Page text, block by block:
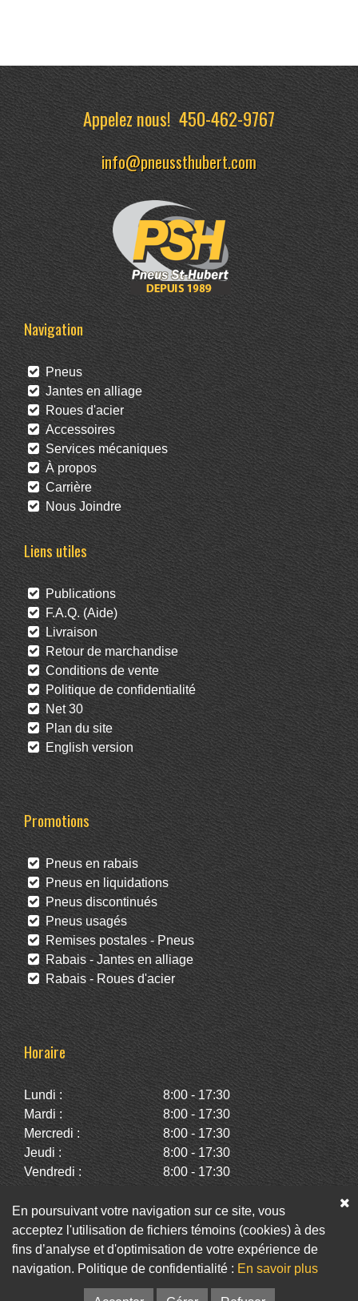
Appelez nous!450-462-9767
info@pneussthubert.com
Navigation
Pneus
Jantes en alliage
Roues d'acier
Accessoires
Services mécaniques
À propos
Carrière
Nous Joindre
Liens utiles
Publications
F.A.Q. (Aide)
Livraison
Retour de marchandise
Conditions de vente
Politique de confidentialité
Net 30
Plan du site
English version
Promotions
Pneus en rabais
Pneus en liquidations
Pneus discontinués
Pneus usagés
Remises postales - Pneus
Rabais - Jantes en alliage
Rabais - Roues d'acier
Horaire
Lundi :
8:00 - 17:30
Mardi :
8:00 - 17:30
Mercredi :
8:00 - 17:30
Jeudi :
8:00 - 17:30
Vendredi :
8:00 - 17:30
Dimanche :
Fermé
Facebook Twitter Infolettre
En poursuivant votre navigation sur ce site, vous
acceptez l'utilisation de fichiers témoins (cookies) à des
fins d’analyse et d'optimisation de votre expérience de
navigation. Politique de confidentialité : En savoir plus